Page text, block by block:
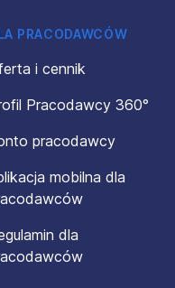
PRACODAWCÓW
i cennik
Pracodawcy 360°
pracodawcy
mobilna dla
dla